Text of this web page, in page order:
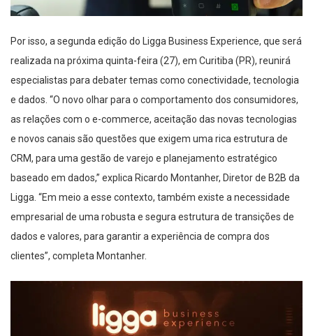
Por isso, a segunda edição do Ligga Business Experience, que será
realizada na próxima quinta-feira (27), em Curitiba (PR), reunirá
especialistas para debater temas como conectividade, tecnologia
e dados “O novo olhar para o comportamento dos consumidores,
as relações com o e-commerce, aceitação das novas tecnologias
e novos canais são questões que exigem uma rica estrutura de
CRM, para uma gestão de varejo e planejamento estratégico
baseado em dados,” explica Ricardo Montanher, Diretor de B2B da
Ligga . “Em meio a esse contexto, também existe a necessidade
empresarial de uma robusta e segura estrutura de transições de
dados e valores, para garantira experiência de compra dos
clientes”, completa Montanher.